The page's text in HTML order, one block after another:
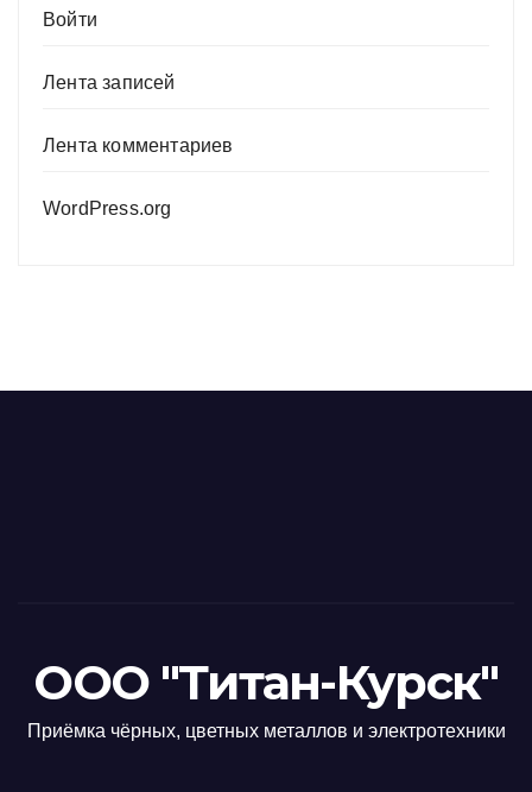
Войти
Лента записей
Лента комментариев
WordPress.org
ООО "Титан-Курск"
Приёмка чёрных, цветных металлов и электротехники